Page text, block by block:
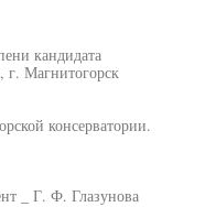
кандидата
г. Магнитогорск
консерватории.
_ Г. Ф. Глазунова